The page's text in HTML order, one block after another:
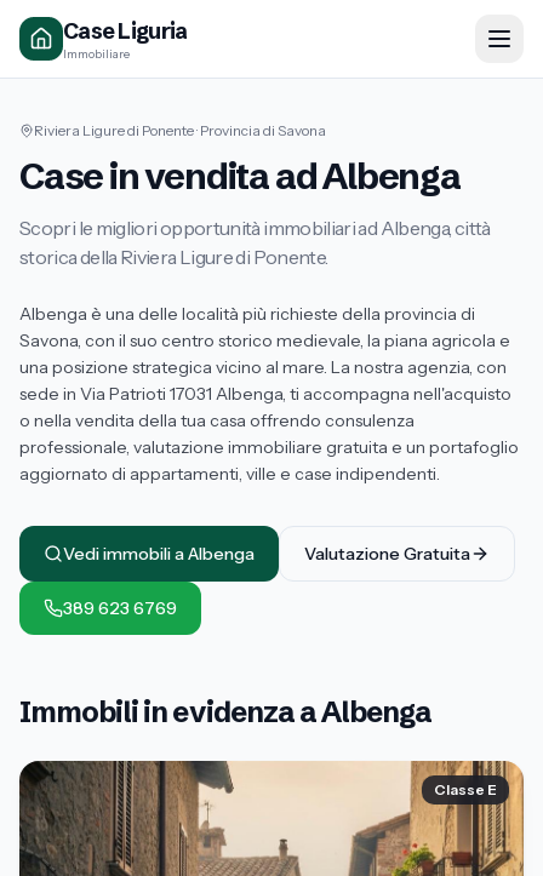
Case Liguria
Immobiliare
Riviera Ligure di Ponente · Provincia di Savona
Case in vendita ad Albenga
Scopri le migliori opportunità immobiliari ad Albenga, città
storica della Riviera Ligure di Ponente.
Albenga è una delle località più richieste della provincia di
Savona, con il suo centro storico medievale, la piana agricola e
una posizione strategica vicino al mare. La nostra agenzia, con
sede in Via Patrioti 17031 Albenga, ti accompagna nell'acquisto
o nella vendita della tua casa offrendo consulenza
professionale, valutazione immobiliare gratuita e un portafoglio
aggiornato di appartamenti, ville e case indipendenti.
Vedi immobili aAlbenga Valutazione Gratuita
389 623 6769
Immobili in evidenza aAlbenga
Classe E